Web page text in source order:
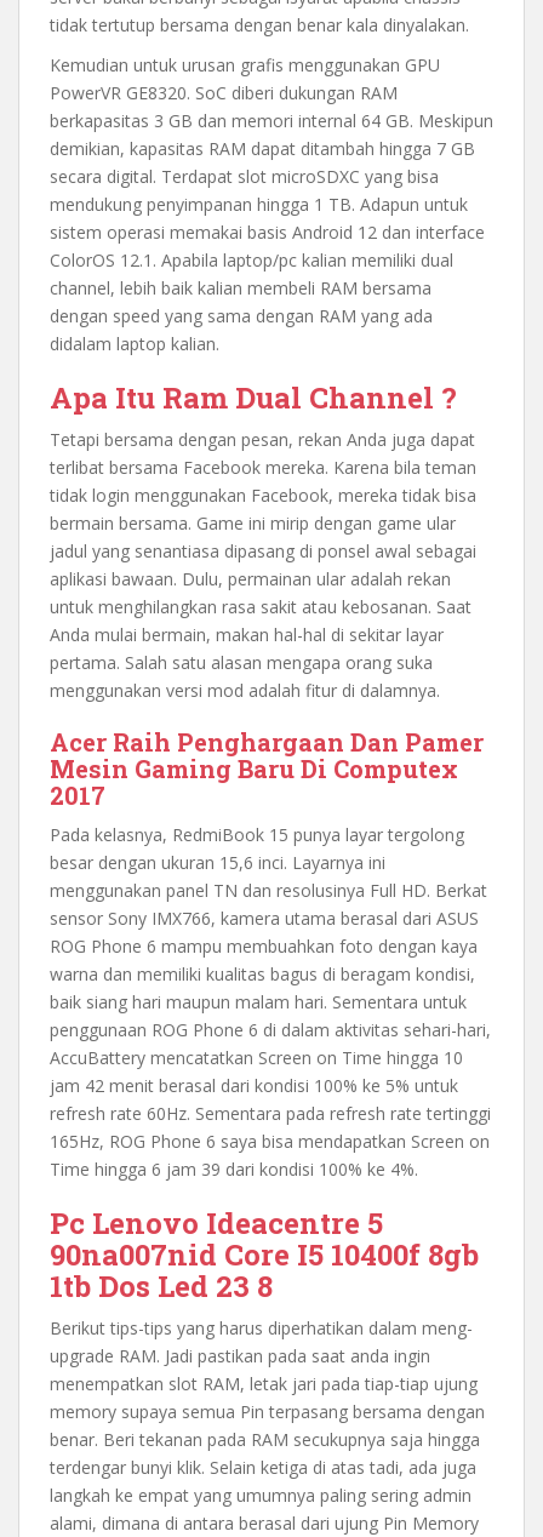
tidak tertutup bersama dengan benar kala dinyalakan.
Kemudian untuk urusan grafis menggunakan GPU
PowerVR GE8320. SoC diberi dukungan RAM
berkapasitas 3 GB dan memori internal 64 GB. Meskipun
demikian, kapasitas RAM dapat ditambah hingga 7 GB
secara digital. Terdapat slot microSDXC yang bisa
mendukung penyimpanan hingga 1 TB. Adapun untuk
sistem operasi memakai basis Android 12 dan interface
ColorOS 12.1. Apabila laptop/pc kalian memiliki dual
channel, lebih baik kalian membeli RAM bersama
dengan speed yang sama dengan RAM yang ada
didalam laptop kalian.
Apa Itu Ram Dual Channel ?
Tetapi bersama dengan pesan, rekan Anda juga dapat
terlibat bersama Facebook mereka. Karena bila teman
tidak login menggunakan Facebook, mereka tidak bisa
bermain bersama. Game ini mirip dengan game ular
jadul yang senantiasa dipasang di ponsel awal sebagai
aplikasi bawaan. Dulu, permainan ular adalah rekan
untuk menghilangkan rasa sakit atau kebosanan. Saat
Anda mulai bermain, makan hal-hal di sekitar layar
pertama. Salah satu alasan mengapa orang suka
menggunakan versi mod adalah fitur di dalamnya.
Acer Raih Penghargaan Dan Pamer
Mesin Gaming Baru Di Computex
2017
Pada kelasnya, RedmiBook 15 punya layar tergolong
besar dengan ukuran 15,6 inci. Layarnya ini
menggunakan panel TN dan resolusinya Full HD. Berkat
sensor Sony IMX766, kamera utama berasal dari ASUS
ROG Phone 6 mampu membuahkan foto dengan kaya
warna dan memiliki kualitas bagus di beragam kondisi,
baik siang hari maupun malam hari. Sementara untuk
penggunaan ROG Phone 6 di dalam aktivitas sehari-hari,
AccuBattery mencatatkan Screen on Time hingga 10
jam 42 menit berasal dari kondisi 100% ke 5% untuk
refresh rate 60Hz. Sementara pada refresh rate tertinggi
165Hz, ROG Phone 6 saya bisa mendapatkan Screen on
Time hingga 6 jam 39 dari kondisi 100% ke 4%.
Pc Lenovo Ideacentre 5
90na007nid Core I5 10400f 8gb
1tb Dos Led 23 8
Berikut tips-tips yang harus diperhatikan dalam meng-
upgrade RAM. Jadi pastikan pada saat anda ingin
menempatkan slot RAM, letak jari pada tiap-tiap ujung
memory supaya semua Pin terpasang bersama dengan
benar. Beri tekanan pada RAM secukupnya saja hingga
terdengar bunyi klik. Selain ketiga di atas tadi, ada juga
langkah ke empat yang umumnya paling sering admin
alami, dimana di antara berasal dari ujung Pin Memory